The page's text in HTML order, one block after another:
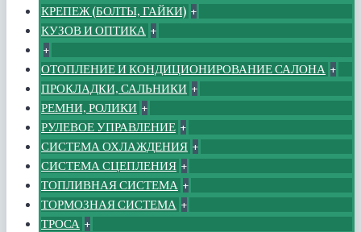
КРЕПЕЖ (БОЛТЫ, ГАЙКИ) +
КУЗОВ И ОПТИКА +
+
ОТОПЛЕНИЕ И КОНДИЦИОНИРОВАНИЕ САЛОНА +
ПРОКЛАДКИ, САЛЬНИКИ +
РЕМНИ, РОЛИКИ +
РУЛЕВОЕ УПРАВЛЕНИЕ +
СИСТЕМА ОХЛАЖДЕНИЯ +
СИСТЕМА СЦЕПЛЕНИЯ +
ТОПЛИВНАЯ СИСТЕМА +
ТОРМОЗНАЯ СИСТЕМА +
ТРОСА +